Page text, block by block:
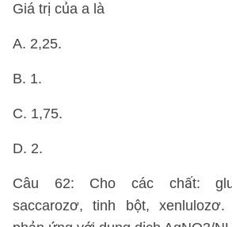
Giá trị của a là
A. 2,25.
B. 1.
C. 1,75.
D. 2.
Câu 62: Cho các chất:
saccarozơ, tinh bột,